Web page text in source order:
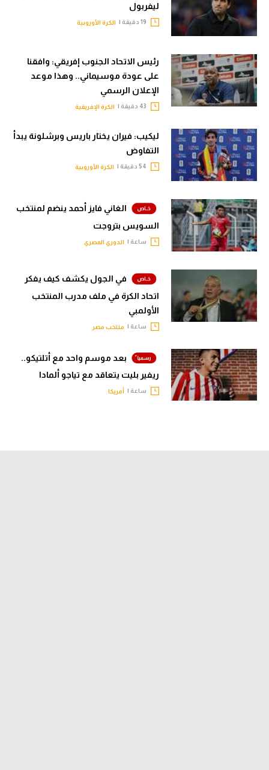
ليفربول
الكرة الأوروبية
رئيس الاتحاد الجنوب إفريقي: وافقنا
على عودة موسيماني.. وهذا موعد
الإعلان الرسمي
الكرة الإفريقية
ليكيب: فيران يختار باريس وبرشلونة يبدأ
التفاوض
الكرة الأوروبية
الغاني فايز أحمد ينضم لمنتخب
السويس بتروجت
ساعة | الدوري المصري
في الجول يكشف كيف يفكر
اتحاد الكرة في ملف مدرب المنتخب
الأولمبي
ساعة | منتخب مصر
بعد موسم واحد مع أتلتيكو..
ريفير بليت يتعاقد مع تياجو ألمادا
ساعة | أمريكا